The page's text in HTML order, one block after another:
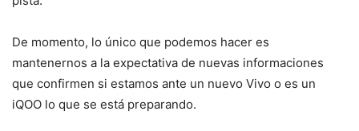
De momento, lo único que podemos hacer es
mantenernos a la expectativa de nuevas informaciones
que confirmen si estamos ante un nuevo Vivo o es un
iQOO lo que se está preparando.